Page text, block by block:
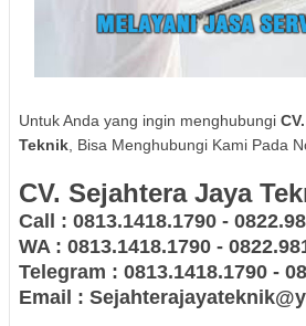
Untuk Anda yang ingin menghubungi
Teknik , Bisa Menghubungi Kami Pada
CV. Sejahtera Jaya
Call : 0813.1418.1790 -
WA : 0813.1418.1790 -
Telegram : 0813.1418.1790 -
Email :